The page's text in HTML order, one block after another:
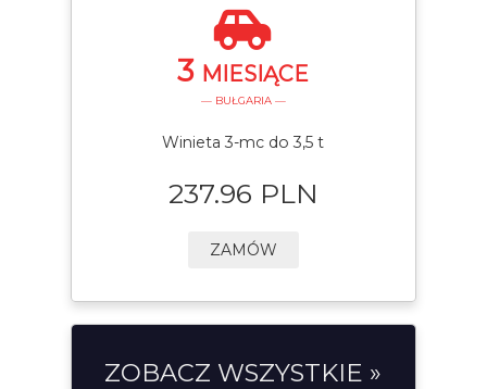
3 MIESIĄCE
— BUŁGARIA —
Winieta 3-mc do 3,5 t
237.96 PLN
ZAMÓW
ZOBACZ WSZYSTKIE »